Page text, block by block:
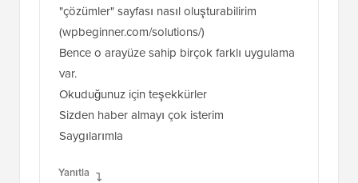
"çözümler" sayfası nasıl oluşturabilirim
(wpbeginner.com/solutions/)
Bence o arayüze sahip birçok farklı uygulama
var.
Okuduğunuz için teşekkürler
Sizden haber almayı çok isterim
Saygılarımla
Yanıtla